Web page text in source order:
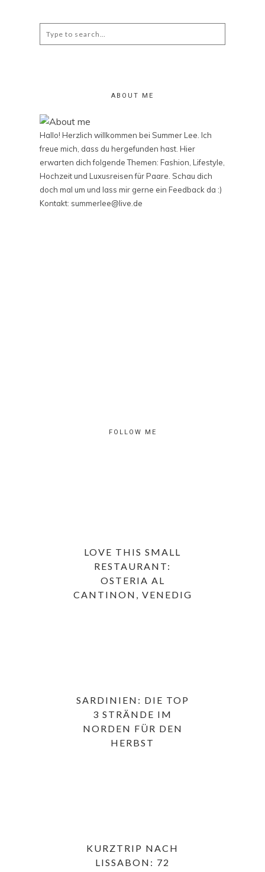
for:
ABOUT ME
Hallo! Herzlich willkommen bei Summer Lee. Ich
freue mich, dass du hergefunden hast. Hier
erwarten dich folgende Themen: Fashion, Lifestyle,
Hochzeit und Luxusreisen für Paare. Schau dich
doch mal um und lass mir gerne ein Feedback da :)
Kontakt: summerlee@live.de
FOLLOW ME
LOVE THIS SMALL
RESTAURANT:
OSTERIA AL
CANTINON, VENEDIG
SARDINIEN: DIE TOP
3 STRÄNDE IM
NORDEN FÜR DEN
HERBST
KURZTRIP NACH
LISSABON: 72